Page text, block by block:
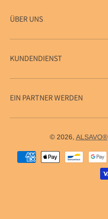
ÜBER UNS
KUNDENDIENST
EIN PARTNER WERDEN
© 2026, ALSAVO®